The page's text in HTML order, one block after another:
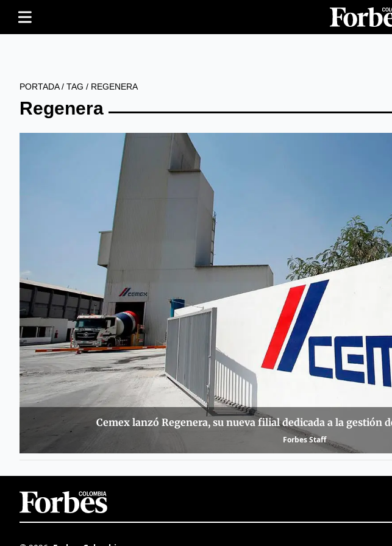
PORTADA/ TAG / REGENERA
Regenera
Cemex lanzó Regenera, su nueva filial dedicada a la gestión
Forbes Staff